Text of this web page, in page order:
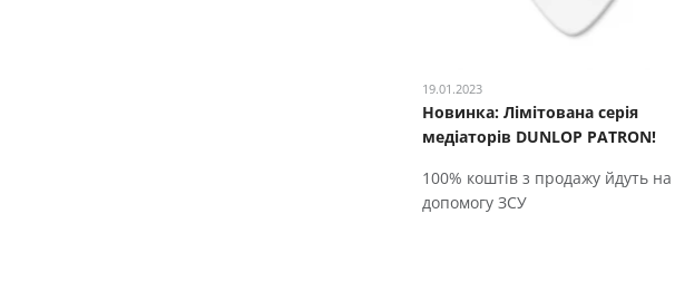
19.01.2023
Новинка: Лімітована серія
медіаторів DUNLOP PATRON!
100% коштів з продажу йдуть на
допомогу ЗСУ